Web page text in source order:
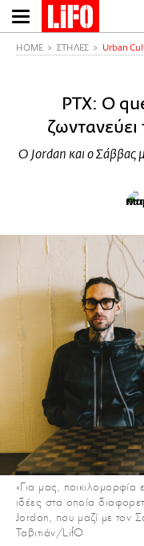
Παράκαμψη
προς
HOME ΣΤΗΛΕΣ Urban
PTX: Ο
Ο Jordan και ο Σάββας
«Για μας, ποικιλομορφία
ιδέες στα οποία
Jordan, που μαζί με τον
Ταβιτιάν/LifO